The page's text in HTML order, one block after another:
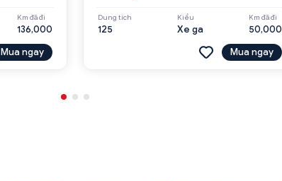
Km đã đi
136,000
Mua ngay
Dung tích
125
Kiểu
Xe ga
Km đã đi
50,000
Mua ngay